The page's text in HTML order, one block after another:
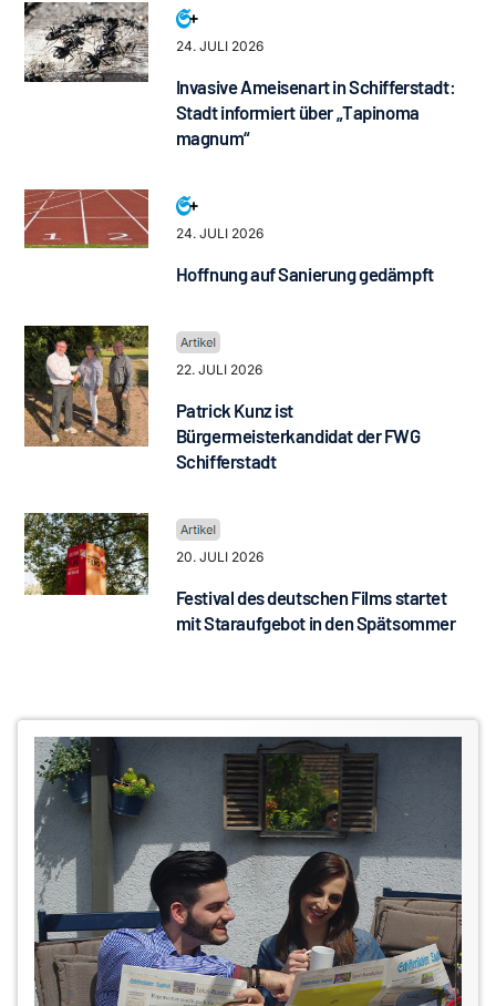
24. JULI 2026
Invasive Ameisenart in Schifferstadt:
Stadt informiert über „Tapinoma
magnum“
24. JULI 2026
Hoffnung auf Sanierung gedämpft
22. JULI 2026
Patrick Kunz ist
Bürgermeisterkandidat der FWG
Schifferstadt
20. JULI 2026
Festival des deutschen Films startet
mit Staraufgebot in den Spätsommer